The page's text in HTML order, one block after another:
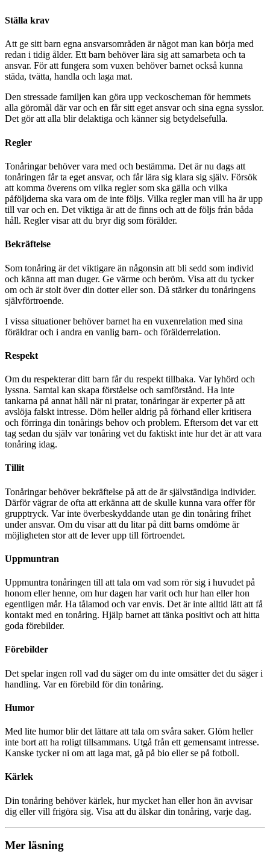
Ställa krav
Att ge sitt barn egna ansvarsområden är något man kan börja med
redan i tidig ålder. Ett barn behöver lära sig att samarbeta och ta
ansvar. För att fungera som vuxen behöver barnet också kunna
städa, tvätta, handla och laga mat.
Den stressade familjen kan göra upp veckoscheman för hemmets
alla göromål där var och en får sitt eget ansvar och sina egna sysslor.
Det gör att alla blir delaktiga och känner sig betydelsefulla.
Regler
Tonåringar behöver vara med och bestämma. Det är nu dags att
tonåringen får ta eget ansvar, och får lära sig klara sig själv. Försök
att komma överens om vilka regler som ska gälla och vilka
påföljderna ska vara om de inte följs. Vilka regler man vill ha är upp
till var och en. Det viktiga är att de finns och att de följs från båda
håll. Regler visar att du bryr dig som förälder.
Bekräftelse
Som tonåring är det viktigare än någonsin att bli sedd som individ
och känna att man duger. Ge värme och beröm. Visa att du tycker
om och är stolt över din dotter eller son. Då stärker du tonåringens
självförtroende.
I vissa situationer behöver barnet ha en vuxenrelation med sina
föräldrar och i andra en vanlig barn- och förälderrelation.
Respekt
Om du respekterar ditt barn får du respekt tillbaka. Var lyhörd och
lyssna. Samtal kan skapa förståelse och samförstånd. Ha inte
tankarna på annat håll när ni pratar, tonåringar är experter på att
avslöja falskt intresse. Döm heller aldrig på förhand eller kritisera
och förringa din tonårings behov och problem. Eftersom det var ett
tag sedan du själv var tonåring vet du faktiskt inte hur det är att vara
tonåring idag.
Tillit
Tonåringar behöver bekräftelse på att de är självständiga individer.
Därför vägrar de ofta att erkänna att de skulle kunna vara offer för
grupptryck. Var inte överbeskyddande utan ge din tonåring frihet
under ansvar. Om du visar att du litar på ditt barns omdöme är
möjligheten stor att de lever upp till förtroendet.
Uppmuntran
Uppmuntra tonåringen till att tala om vad som rör sig i huvudet på
honom eller henne, om hur dagen har varit och hur han eller hon
egentligen mår. Ha tålamod och var envis. Det är inte alltid lätt att få
kontakt med en tonåring. Hjälp barnet att tänka positivt och att hitta
goda förebilder.
Förebilder
Det spelar ingen roll vad du säger om du inte omsätter det du säger i
handling. Var en förebild för din tonåring.
Humor
Med lite humor blir det lättare att tala om svåra saker. Glöm heller
inte bort att ha roligt tillsammans. Utgå från ett gemensamt intresse.
Kanske tycker ni om att laga mat, gå på bio eller se på fotboll.
Kärlek
Din tonåring behöver kärlek, hur mycket han eller hon än avvisar
dig eller vill frigöra sig. Visa att du älskar din tonåring, varje dag.
Mer läsning